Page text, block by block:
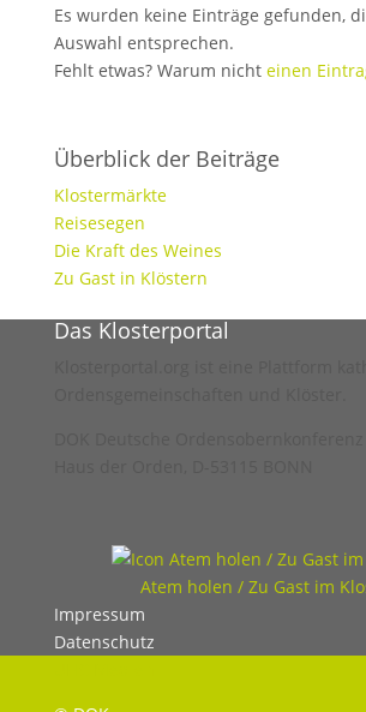
Es wurden keine Einträge gefunden,
Auswahl entsprechen.
Fehlt etwas? Warum nicht einen
Überblick der Beiträge
Klostermärkte
Reisesegen
Die Kraft des Weines
Zu Gast in Klöstern
Das Klosterportal
Atem holen / Zu Gast im
Impressum
Datenschutz